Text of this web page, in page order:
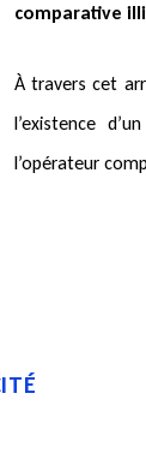
comparative
À travers cet
l’existence d’un
l’opérateur